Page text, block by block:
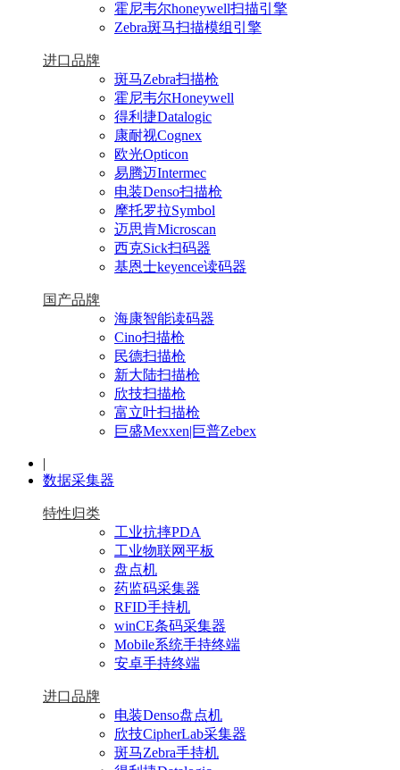
霍尼韦尔honeywell扫描引擎
Zebra斑马扫描模组引擎
进口品牌
斑马Zebra扫描枪
霍尼韦尔Honeywell
得利捷Datalogic
康耐视Cognex
欧光Opticon
易腾迈Intermec
电装Denso扫描枪
摩托罗拉Symbol
迈思肯Microscan
西克Sick扫码器
基恩士keyence读码器
国产品牌
海康智能读码器
Cino扫描枪
民德扫描枪
新大陆扫描枪
欣技扫描枪
富立叶扫描枪
巨盛Mexxen|巨普Zebex
|
数据采集器
特性归类
工业抗摔PDA
工业物联网平板
盘点机
药监码采集器
RFID手持机
winCE条码采集器
Mobile系统手持终端
安卓手持终端
进口品牌
电装Denso盘点机
欣技CipherLab采集器
斑马Zebra手持机